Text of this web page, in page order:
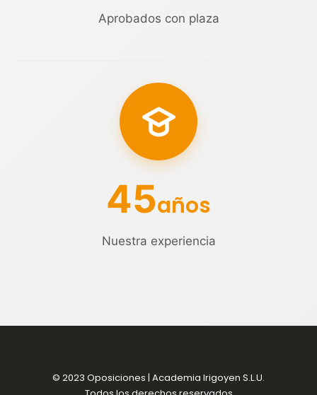
Aprobados con plaza
45años
Nuestra experiencia
© 2023 Oposiciones | Academia Irigoyen S.L.U.